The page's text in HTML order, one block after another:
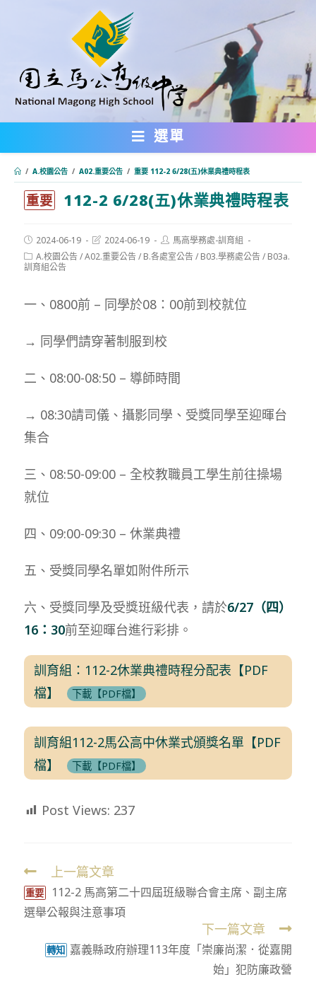
內
選單
/ A.校園公告 / A02.重要公告 / 重要 112-2 6/28(五)休業典禮時程表
重要 112-2 6/28(五)休業典禮時程表
Post
published:
2024-06-19
Post
last
modified:
2024-06-19
Post
author:
馬高學務處-訓育組
Post
category:
A.校園公告/A02.重要公告/ B.各處室公告/ B03.學務處公告/ B03a.
訓育組公告
一、0800前 – 同學於08：00前到校就位
→ 同學們請穿著制服到校
二、08:00-08:50 – 導師時間
→ 08:30請司儀、攝影同學、受獎同學至迎暉台
集合
三、08:50-09:00 – 全校教職員工學生前往操場
就位
四、09:00-09:30 – 休業典禮
五、受獎同學名單如附件所示
六、受獎同學及受獎班級代表，請於6/27（四）
16：30前至迎暉台進行彩排。
訓育組：112-2休業典禮時程分配表【PDF
檔】
下載【PDF檔】
訓育組112-2馬公高中休業式頒獎名單【PDF
檔】
下載【PDF檔】
Post Views: 237
Read
more
articles
上一篇文章
重要
112-2 馬高第二十四屆班級聯合會主席、副主席
選舉公報與注意事項
下一篇文章
轉知 嘉義縣政府辦理113年度「崇廉尚潔．從嘉開
始」犯防廉政營